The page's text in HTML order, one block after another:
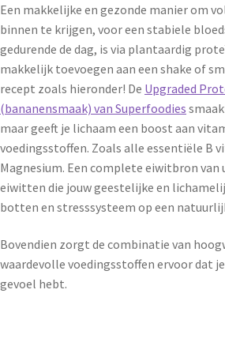
Een makkelijke en gezonde manier om
binnen te krijgen, voor een stabiele
gedurende de dag, is via plantaardig
makkelijk toevoegen aan een shake of
recept zoals hieronder! De Upgraded
(bananensmaak) van Superfoodies
maar geeft je lichaam een boost aan
voedingsstoffen. Zoals alle essentiële B
Magnesium. Een complete eiwitbron
eiwitten die jouw geestelijke en
botten en stresssysteem op een
Bovendien zorgt de combinatie van
waardevolle voedingsstoffen ervoor dat
gevoel hebt.